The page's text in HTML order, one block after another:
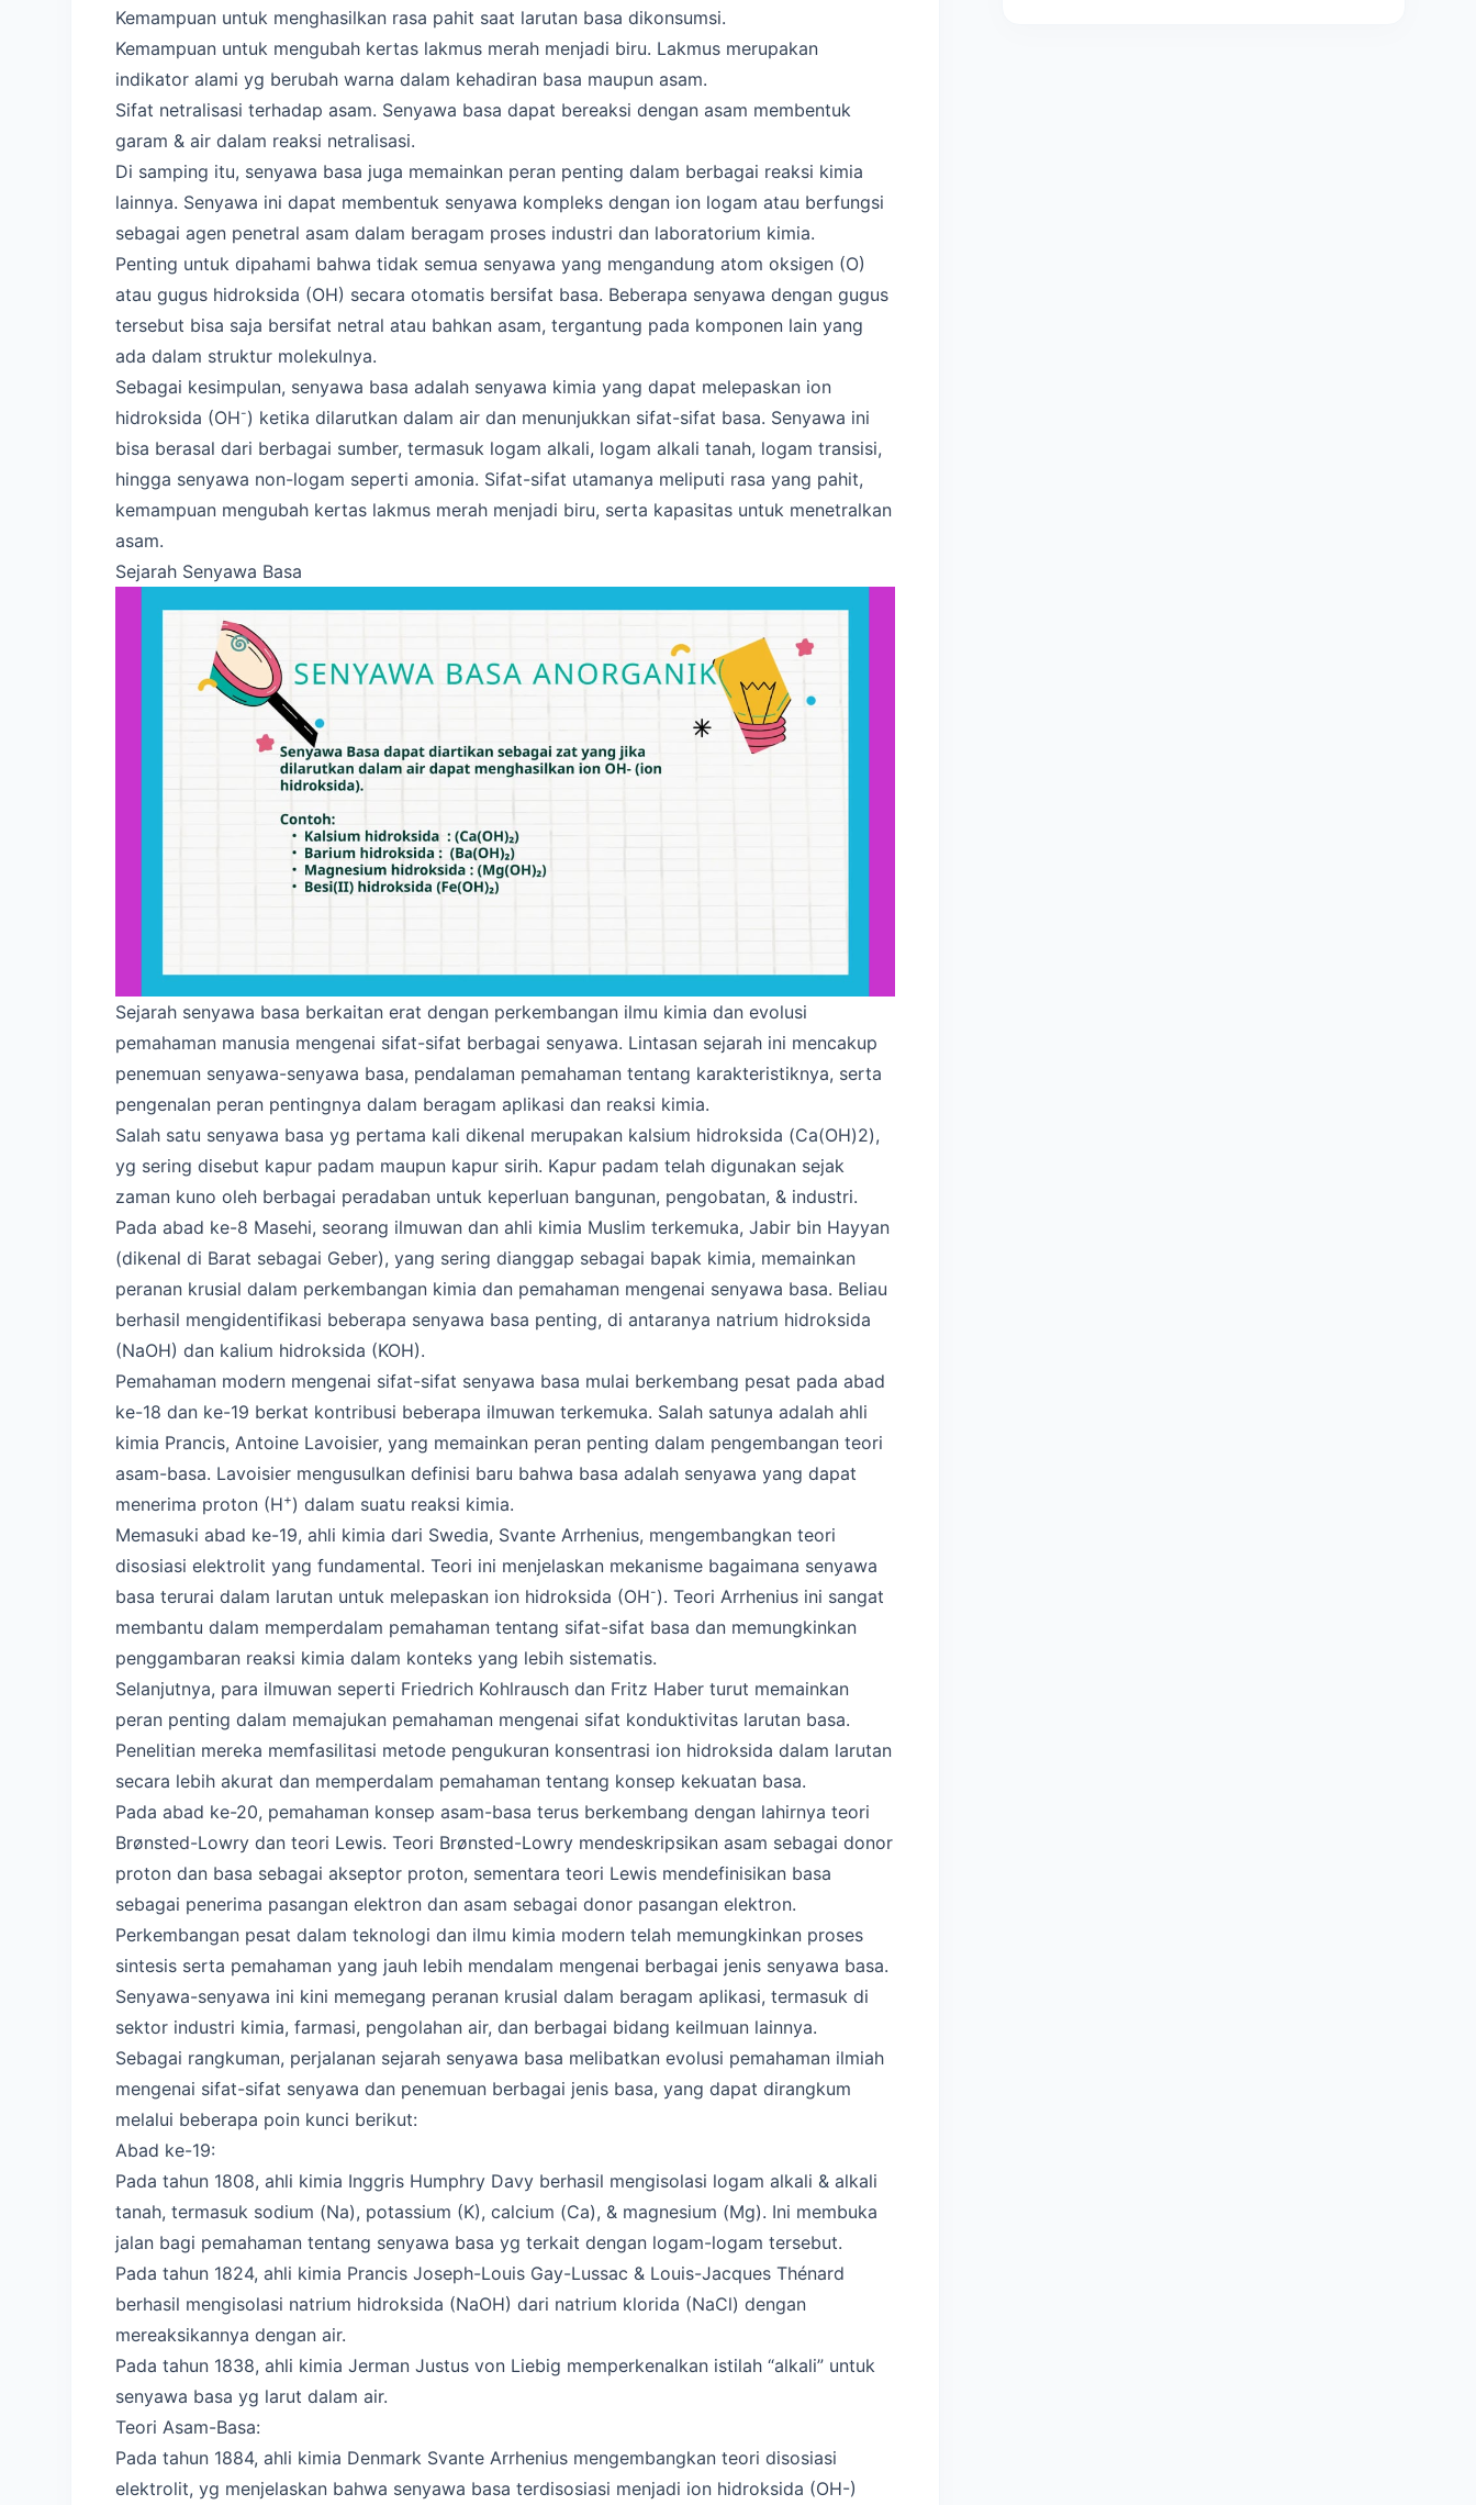
Kemampuan untuk menghasilkan rasa pahit saat larutan basa dikonsumsi.
Kemampuan untuk mengubah kertas lakmus merah menjadi biru. Lakmus merupakan
indikator alami yg berubah warna dalam kehadiran basa maupun asam.
Sifat netralisasi terhadap asam. Senyawa basa dapat bereaksi dengan asam membentuk
garam & air dalam reaksi netralisasi.
Di samping itu, senyawa basa juga memainkan peran penting dalam berbagai reaksi kimia
lainnya. Senyawa ini dapat membentuk senyawa kompleks dengan ion logam atau berfungsi
sebagai agen penetral asam dalam beragam proses industri dan laboratorium kimia.
Penting untuk dipahami bahwa tidak semua senyawa yang mengandung atom oksigen (O)
atau gugus hidroksida (OH) secara otomatis bersifat basa. Beberapa senyawa dengan gugus
tersebut bisa saja bersifat netral atau bahkan asam, tergantung pada komponen lain yang
ada dalam struktur molekulnya.
Sebagai kesimpulan, senyawa basa adalah senyawa kimia yang dapat melepaskan ion
hidroksida (OH-) ketika dilarutkan dalam air dan menunjukkan sifat-sifat basa. Senyawa ini
bisa berasal dari berbagai sumber, termasuk logam alkali, logam alkali tanah, logam transisi,
hingga senyawa non-logam seperti amonia. Sifat-sifat utamanya meliputi rasa yang pahit,
kemampuan mengubah kertas lakmus merah menjadi biru, serta kapasitas untuk menetralkan
asam.
Sejarah Senyawa Basa
Sejarah senyawa basa berkaitan erat dengan perkembangan ilmu kimia dan evolusi
pemahaman manusia mengenai sifat-sifat berbagai senyawa. Lintasan sejarah ini mencakup
penemuan senyawa-senyawa basa, pendalaman pemahaman tentang karakteristiknya, serta
pengenalan peran pentingnya dalam beragam aplikasi dan reaksi kimia.
Salah satu senyawa basa yg pertama kali dikenal merupakan kalsium hidroksida (Ca(OH)2),
yg sering disebut kapur padam maupun kapur sirih. Kapur padam telah digunakan sejak
zaman kuno oleh berbagai peradaban untuk keperluan bangunan, pengobatan, & industri.
Pada abad ke-8 Masehi, seorang ilmuwan dan ahli kimia Muslim terkemuka, Jabir bin Hayyan
(dikenal di Barat sebagai Geber), yang sering dianggap sebagai bapak kimia, memainkan
peranan krusial dalam perkembangan kimia dan pemahaman mengenai senyawa basa. Beliau
berhasil mengidentifikasi beberapa senyawa basa penting, di antaranya natrium hidroksida
(NaOH) dan kalium hidroksida (KOH).
Pemahaman modern mengenai sifat-sifat senyawa basa mulai berkembang pesat pada abad
ke-18 dan ke-19 berkat kontribusi beberapa ilmuwan terkemuka. Salah satunya adalah ahli
kimia Prancis, Antoine Lavoisier, yang memainkan peran penting dalam pengembangan teori
asam-basa. Lavoisier mengusulkan definisi baru bahwa basa adalah senyawa yang dapat
menerima proton (H+) dalam suatu reaksi kimia.
Memasuki abad ke-19, ahli kimia dari Swedia, Svante Arrhenius, mengembangkan teori
disosiasi elektrolit yang fundamental. Teori ini menjelaskan mekanisme bagaimana senyawa
basa terurai dalam larutan untuk melepaskan ion hidroksida (OH-). Teori Arrhenius ini sangat
membantu dalam memperdalam pemahaman tentang sifat-sifat basa dan memungkinkan
penggambaran reaksi kimia dalam konteks yang lebih sistematis.
Selanjutnya, para ilmuwan seperti Friedrich Kohlrausch dan Fritz Haber turut memainkan
peran penting dalam memajukan pemahaman mengenai sifat konduktivitas larutan basa.
Penelitian mereka memfasilitasi metode pengukuran konsentrasi ion hidroksida dalam larutan
secara lebih akurat dan memperdalam pemahaman tentang konsep kekuatan basa.
Pada abad ke-20, pemahaman konsep asam-basa terus berkembang dengan lahirnya teori
Brønsted-Lowry dan teori Lewis. Teori Brønsted-Lowry mendeskripsikan asam sebagai donor
proton dan basa sebagai akseptor proton, sementara teori Lewis mendefinisikan basa
sebagai penerima pasangan elektron dan asam sebagai donor pasangan elektron.
Perkembangan pesat dalam teknologi dan ilmu kimia modern telah memungkinkan proses
sintesis serta pemahaman yang jauh lebih mendalam mengenai berbagai jenis senyawa basa.
Senyawa-senyawa ini kini memegang peranan krusial dalam beragam aplikasi, termasuk di
sektor industri kimia, farmasi, pengolahan air, dan berbagai bidang keilmuan lainnya.
Sebagai rangkuman, perjalanan sejarah senyawa basa melibatkan evolusi pemahaman ilmiah
mengenai sifat-sifat senyawa dan penemuan berbagai jenis basa, yang dapat dirangkum
melalui beberapa poin kunci berikut:
Abad ke-19:
Pada tahun 1808, ahli kimia Inggris Humphry Davy berhasil mengisolasi logam alkali & alkali
tanah, termasuk sodium (Na), potassium (K), calcium (Ca), & magnesium (Mg). Ini membuka
jalan bagi pemahaman tentang senyawa basa yg terkait dengan logam-logam tersebut.
Pada tahun 1824, ahli kimia Prancis Joseph-Louis Gay-Lussac & Louis-Jacques Thénard
berhasil mengisolasi natrium hidroksida (NaOH) dari natrium klorida (NaCl) dengan
mereaksikannya dengan air.
Pada tahun 1838, ahli kimia Jerman Justus von Liebig memperkenalkan istilah “alkali” untuk
senyawa basa yg larut dalam air.
Teori Asam-Basa:
Pada tahun 1884, ahli kimia Denmark Svante Arrhenius mengembangkan teori disosiasi
elektrolit, yg menjelaskan bahwa senyawa basa terdisosiasi menjadi ion hidroksida (OH-)